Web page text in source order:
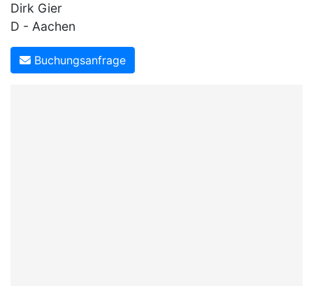
Dirk Gier
D - Aachen
Buchungsanfrage